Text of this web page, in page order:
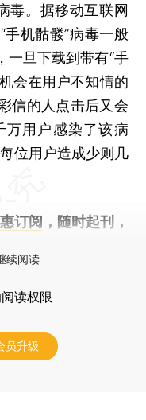
。据移动互联网
机骷髅”病毒一般
一旦下载到带有“手
会在用户不知情的
信的人点击后又会
万用户感染了该病
位用户造成少则几
订阅 ，随时起刊，
续阅读
读权限
员升级